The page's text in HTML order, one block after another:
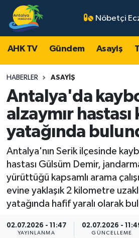
Nöbetçi
AHK TV Gündem Asayiş
HABERLER ASAYIŞ
Antalya'da
alzaymır hastası
yatağında
Antalya'nın Serik ilçesinde
hastası Gülsüm Demir,
yürüttüğü kapsamlı arama
evine yaklaşık 2 kilometre
yatağında hafif yaralı olarak
02.07.2026 - 11:47
YAYINLANMA
02.07.2026 -
GÜNCELLEME
AHK TV
Gündem
Asayiş
Turizm
Yaşam
Magazin
Ekonomi
Antalya Nöbetçi Eczaneler
Antalya Hava Durumu
Antalya Namaz Vakitleri
Antalya Trafik Yoğunluk
Süper Lig Puan Durumu ve
Tüm Manşetler
Son Dakika Haberleri